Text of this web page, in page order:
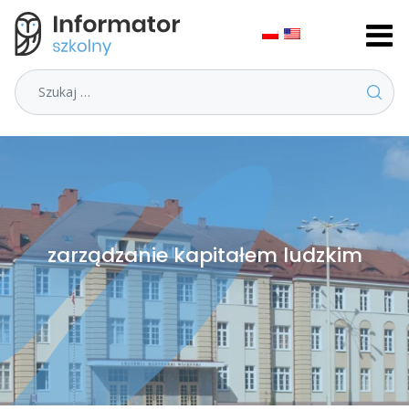
Szukaj
zarządzanie kapitałem ludzkim